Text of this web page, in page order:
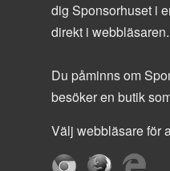
dig Sponsorhuset i
direkt i webbläsaren.
Du påminns om
besöker en butik
Välj webbläsare för